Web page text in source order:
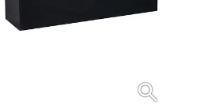
search